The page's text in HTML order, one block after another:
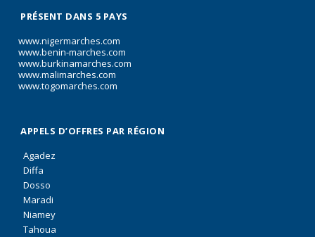
PRÉSENT DANS 5 PAYS
www.nigermarches.com
www.benin-marches.com
www.burkinamarches.com
www.malimarches.com
www.togomarches.com
APPELS D’OFFRES PAR RÉGION
Agadez
Diffa
Dosso
Maradi
Niamey
Tahoua